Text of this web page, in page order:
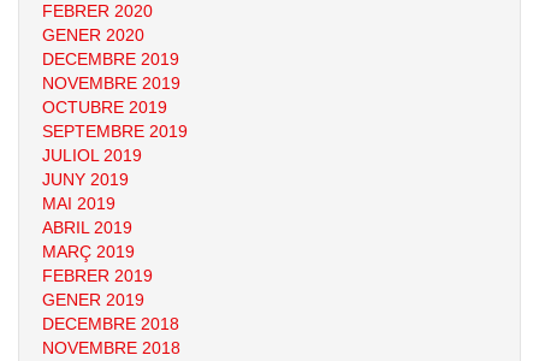
FEBRER 2020
GENER 2020
DECEMBRE 2019
NOVEMBRE 2019
OCTUBRE 2019
SEPTEMBRE 2019
JULIOL 2019
JUNY 2019
MAI 2019
ABRIL 2019
MARÇ 2019
FEBRER 2019
GENER 2019
DECEMBRE 2018
NOVEMBRE 2018